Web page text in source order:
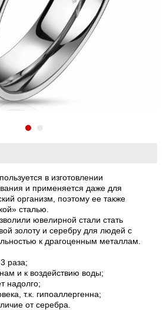
в изготовлении
и применяется даже для
организм, поэтому ее также
сталью.
ювелирной стали стать
золоту и серебру для людей с
к драгоценным металлам.
раза;
и к воздействию воды;
надолго;
т.к. гипоаллергенна;
от серебра.